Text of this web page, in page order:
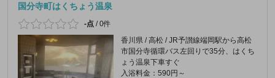
国分寺町はくちょう温泉
-点 /0件
香川県 / 高松 / JR予讃線端岡駅から高松
市国分寺循環バス左回りで35分、はくち
ょう温泉下車すぐ
入浴料金：590円～